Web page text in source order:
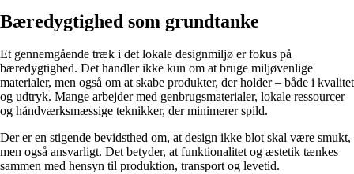
Bæredygtighed som grundtanke
Et gennemgående træk i det lokale designmiljø er fokus på
bæredygtighed. Det handler ikke kun om at bruge miljøvenlige
materialer, men også om at skabe produkter, der holder – både i kvalitet
og udtryk. Mange arbejder med genbrugsmaterialer, lokale ressourcer
og håndværksmæssige teknikker, der minimerer spild.
Der er en stigende bevidsthed om, at design ikke blot skal være smukt,
men også ansvarligt. Det betyder, at funktionalitet og æstetik tænkes
sammen med hensyn til produktion, transport og levetid.